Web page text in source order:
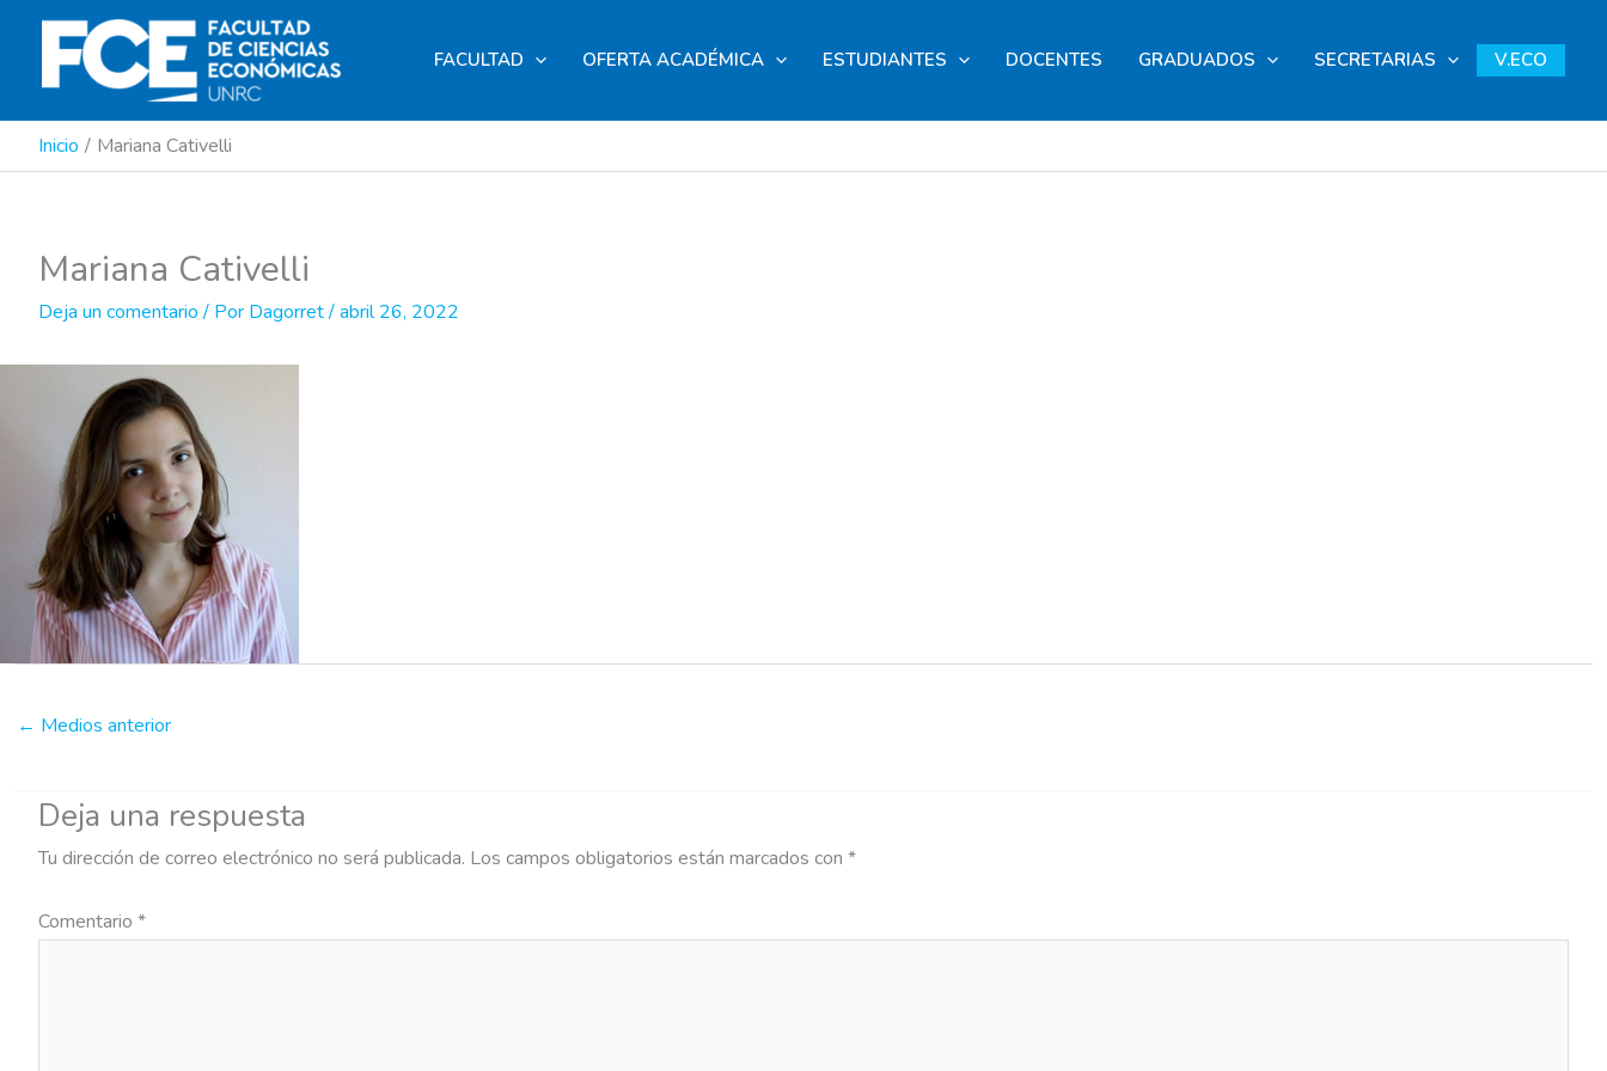
contenido
FACULTAD OFERTA ACADÉMICA ESTUDIANTES DOCENTES GRADUADOS SECRETARIAS V.ECO
Inicio Mariana Cativelli
Mariana Cativelli
Deja un comentario / Por Dagorret/abril 26, 2022
← Medios anterior
Deja una respuesta
Tu dirección de correo electrónico no será publicada. Los campos obligatorios están marcados con *
Comentario *